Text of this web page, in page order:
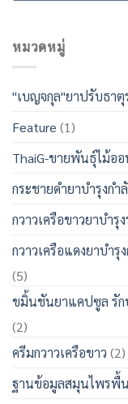
หมวดหมู่
"เบญจกุล"ยาปรับธาตุ
Feature (1)
ThaiG-ขายพันธุ์ไม้อ
กระชายดำยาบำรุงก
กวาวเครือขาวยาบำ
กวาวเครือแดงยาบำ
(5)
ขมิ้นชันยาแคปซูล รัก
(2)
ครีมกวาวเครือขาว (2)
ฐานข้อมูลสมุนไพรพื้